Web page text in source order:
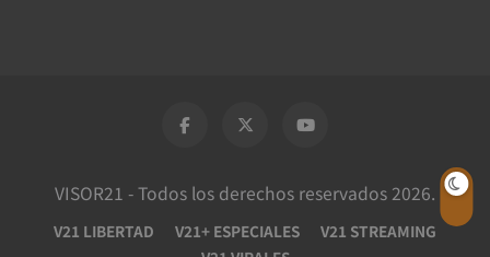
VISOR21 - Todos los derechos reservados 2026.
V21 LIBERTAD V21+ ESPECIALES
V21 STREAMING